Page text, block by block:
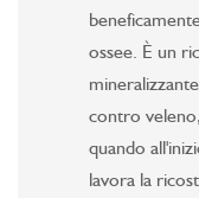
ossee. È un
contro
quando
lavora la